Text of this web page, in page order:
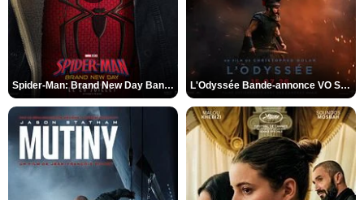
Spider-Man: Brand New Day Bande-annonce VO STFR L'Odyssée Bande-annonce VO STFR